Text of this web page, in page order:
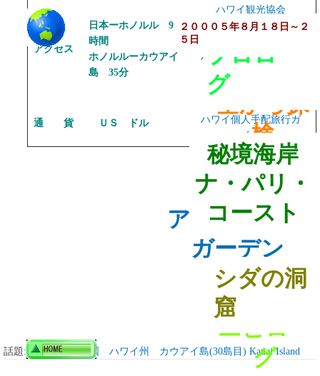
２０００５年８月１８日～２
５日
シダの洞
窟
秘境海岸
ナ・パリ・
コースト
プロロー
グ
アラートン・
ガーデン
エピロー
グ
空から探
検
ハワイ観光協会
ハワイおすすめ！ ホ
テルランキング
ハワイ個人手配旅行ガ
イド
アクセス
日本ーホノルル 9
時間
ホノルルーカウアイ
島 35分
通 貨 ＵＳ ドル
話題: アメリカ合衆国 ハワイ州 カウアイ島(30島目) Kauai Island